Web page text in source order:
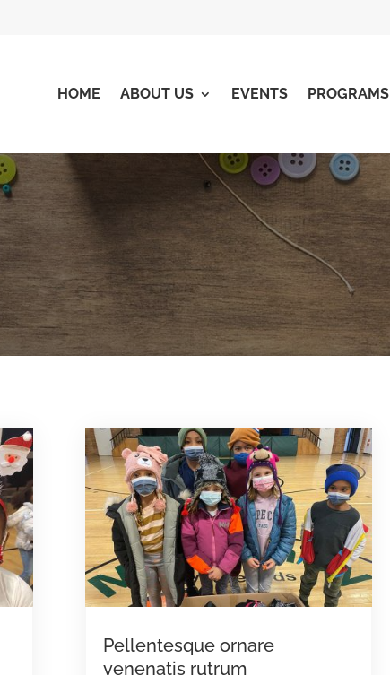
HOME ABOUT US EVENTS PROGRAMS
Pellentesque ornare
venenatis rutrum